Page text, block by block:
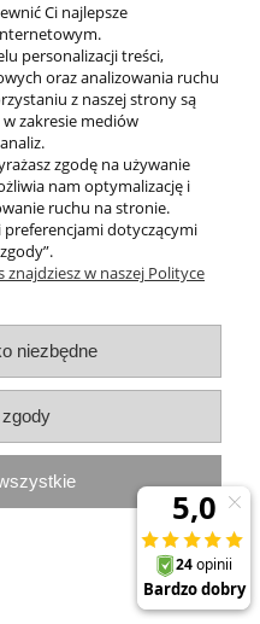
zł
i
30ML
Ci najlepsze
personalizacji treści,
oraz analizowania ruchu
z naszej strony są
zakresie mediów
zgodę na używanie
nam optymalizację i
ruchu na stronie.
preferencjami dotyczącymi
w naszej Polityce
niezbędne